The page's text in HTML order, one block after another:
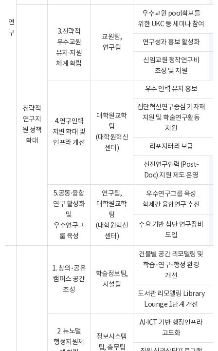
연
구
전략적
연구지
원 정책
확대
3.전략적
우수교원
유치·지원
체계 확립
교원팀,
연구팀
우수교원 pool확보를
위한 UKC 등 세미나 참여
연구성과 홍보 활성화
신임교원 정착연구비
조성 및 지원
4.연구인력
저변 확대 및
인프라 개선
대학원교학
팀
(대학원혁신
센터)
우수 인력 유치 홍보
집단혁신연구중심 기자재
지원 및 학술연구활동
지원
리포지터리 보급
신진연구인력(Post-
Doc) 지원 제도 운영
5.공동·융합
연구 활성화
및
우수연구그
룹 육성
연구팀,
대학원교학
팀
(대학원혁신
센터)
우수연구그룹 육성
학제간 융합연구 추진
수요 기반 첨단 연구장비
도입
1. 창의･공유
캠퍼스 공간
조성
학술정보팀,
시설팀
건물별 공간 리모델링 및
학습･연구･행정 환경
개선
도서관 리모델링 Library
Lounge 1단계 개선
2. 뉴노멀
행정지원체
정보시스템
팀, 총무팀
AI·ICT 기반 행정인프라
고도화